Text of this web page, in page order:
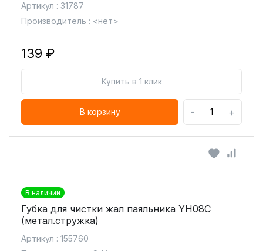
Артикул : 31787
Производитель : <нет>
139 ₽
Купить в 1 клик
В корзину - +
В наличии
Губка для чистки жал паяльника YH08C
(метал.стружка)
Артикул : 155760